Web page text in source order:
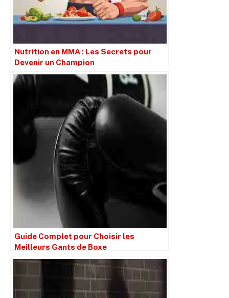
Nutrition en MMA : Les Secrets pour
Devenir un Champion
Guide Complet pour Choisir les
Meilleurs Gants de Boxe